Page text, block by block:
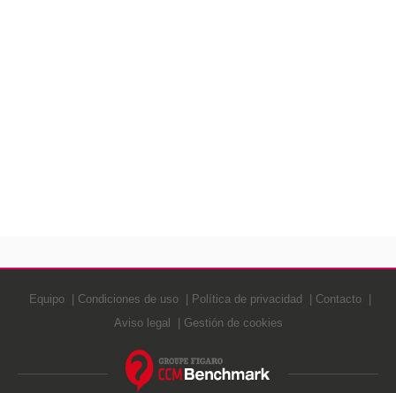
Equipo Condiciones de uso Política de privacidad
Contacto
Aviso legal
Gestión de cookies